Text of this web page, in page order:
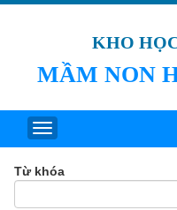
KHO
MẦM NON
Từ khóa